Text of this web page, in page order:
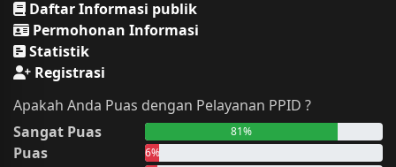
Daftar Informasi publik
Permohonan Informasi
Statistik
Registrasi
Apakah Anda Puas dengan Pelayanan PPID ?
Sangat Puas
81%
Puas 6%